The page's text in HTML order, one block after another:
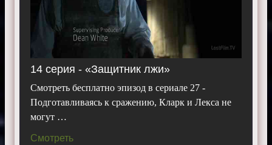
14 серия - «Защитник лжи»
Смотреть бесплатно эпизод в сериале 27 -
Подготавливаясь к сражению, Кларк и Лекса не
могут …
Смотреть